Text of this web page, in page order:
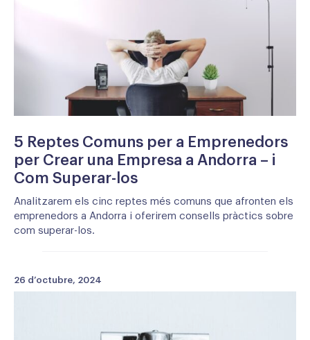
5 Reptes Comuns per a Emprenedors
per Crear una Empresa a Andorra – i
Com Superar-los
Analitzarem els cinc reptes més comuns que afronten els
emprenedors a Andorra i oferirem consells pràctics sobre
com superar-los.
26 d’octubre, 2024